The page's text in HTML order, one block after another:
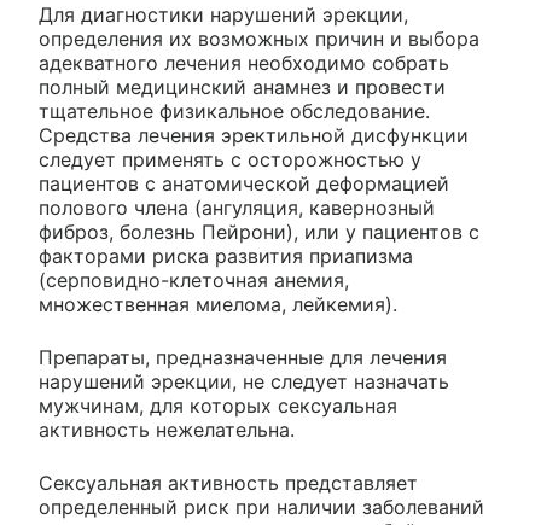
Для диагностики нарушений эрекции,
определения их возможных причин и выбора
адекватного лечения необходимо собрать
полный медицинский анамнез и провести
тщательное физикальное обследование.
Средства лечения эректильной дисфункции
следует применять с осторожностью у
пациентов с анатомической деформацией
полового члена (ангуляция, кавернозный
фиброз, болезнь Пейрони), или у пациентов с
факторами риска развития приапизма
(серповидно-клеточная анемия,
множественная миелома, лейкемия).
Препараты, предназначенные для лечения
нарушений эрекции, не следует назначать
мужчинам, для которых сексуальная
активность нежелательна.
Сексуальная активность представляет
определенный риск при наличии заболеваний